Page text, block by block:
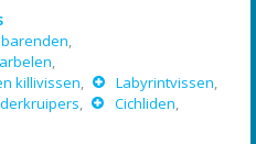
,
,
killivissen, Labyrintvissen,
, Cichliden,